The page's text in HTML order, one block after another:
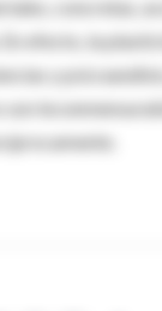
concretas,
efecto, la
y
son